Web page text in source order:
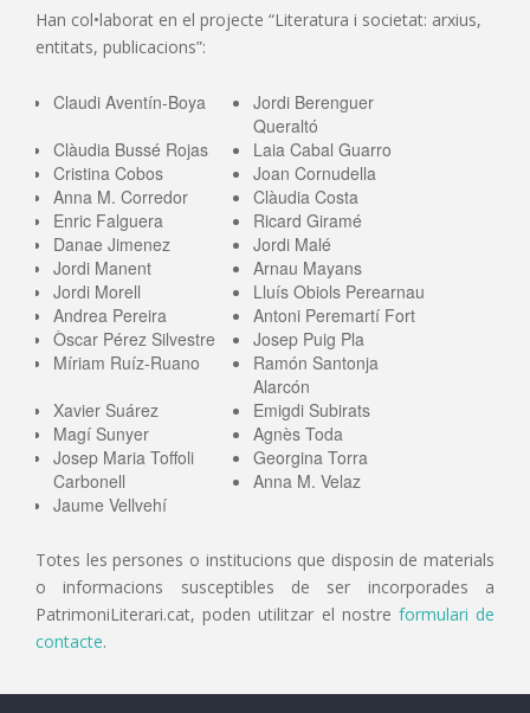
Han col•laborat en el projecte “Literatura i societat: arxius,
entitats, publicacions”:
Claudi Aventín-Boya
Jordi Berenguer
Queraltó
Clàudia Bussé Rojas
Laia Cabal Guarro
Cristina Cobos
Joan Cornudella
Anna M. Corredor
Clàudia Costa
Enric Falguera
Ricard Giramé
Danae Jimenez
Jordi Malé
Jordi Manent
Arnau Mayans
Jordi Morell
Lluís Obiols Perearnau
Andrea Pereira
Antoni Peremartí Fort
Òscar Pérez Silvestre
Josep Puig Pla
Míriam Ruíz-Ruano
Ramón Santonja
Alarcón
Xavier Suárez
Emigdi Subirats
Magí Sunyer
Agnès Toda
Josep Maria Toffoli
Carbonell
Georgina Torra
Anna M. Velaz
Jaume Vellvehí
Totes les persones o institucions que disposin de materials
o informacions susceptibles de ser incorporades a
PatrimoniLiterari.cat, poden utilitzar el nostre formulari de
contacte.